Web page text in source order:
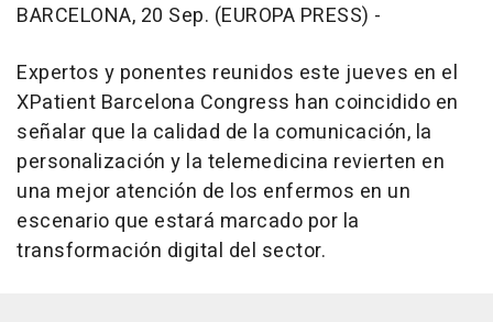
BARCELONA, 20 Sep. (EUROPA PRESS) -
Expertos y ponentes reunidos este jueves en el
XPatient Barcelona Congress han coincidido en
señalar que la calidad de la comunicación, la
personalización y la telemedicina revierten en
una mejor atención de los enfermos en un
escenario que estará marcado por la
transformación digital del sector.